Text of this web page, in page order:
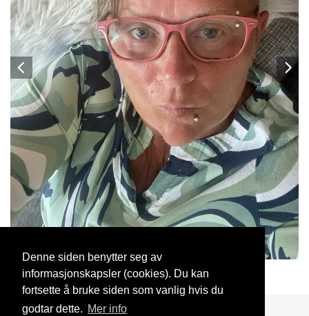
Denne siden benytter seg av
informasjonskapsler (cookies). Du kan
fortsette å bruke siden som vanlig hvis du
godtar dette. Mer info
Alvejenta69 17 Mar, 2024
Blogg Support Kontakt oss